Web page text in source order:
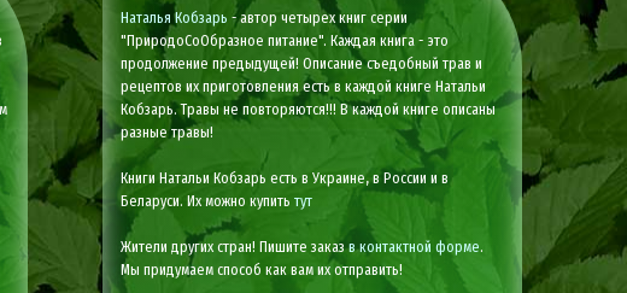
Наталья Кобзарь - автор четырех книг серии
"ПриродоСоОбразное питание". Каждая книга - это
продолжение предыдущей! Описание съедобный трав и
рецептов их приготовления есть в каждой книге Натальи
Кобзарь. Травы не повторяются!!! В каждой книге описаны
разные травы!
Книги Натальи Кобзарь есть в Украине, в России и в
Беларуси. Их можно купить тут
Жители других стран! Пишите заказв контактной форме.
Мы придумаем способ как вам их отправить!